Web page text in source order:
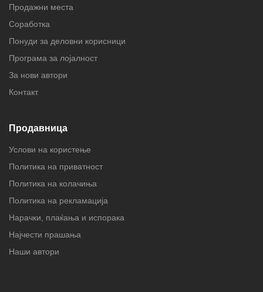
Продажни места
Соработка
Понуди за деловни корисници
Програма за лојалност
За нови автори
Контакт
Продавница
Услови на користење
Политика на приватност
Политика на колачиња
Политика на рекламација
Нарачки, плаќања и испорака
Најчести прашања
Наши автори